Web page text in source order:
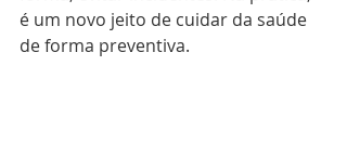
é um novo jeito de cuidar da saúde
de forma preventiva.